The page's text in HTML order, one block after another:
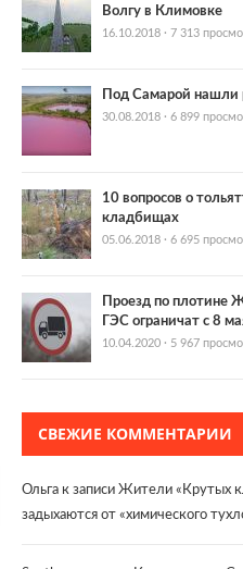
Волгу в Климовке
16.10.2018 · 7 313
Под Самарой нашли
30.08.2018 · 6 899
10 вопросов о
кладбищах
05.06.2018 · 6 695
Проезд по плотине
ГЭС ограничат с 8
10.04.2020 · 5 967
СВЕЖИЕ КОММЕНТАРИИ
Ольга к записи Жители «Крутых
задыхаются от «химического